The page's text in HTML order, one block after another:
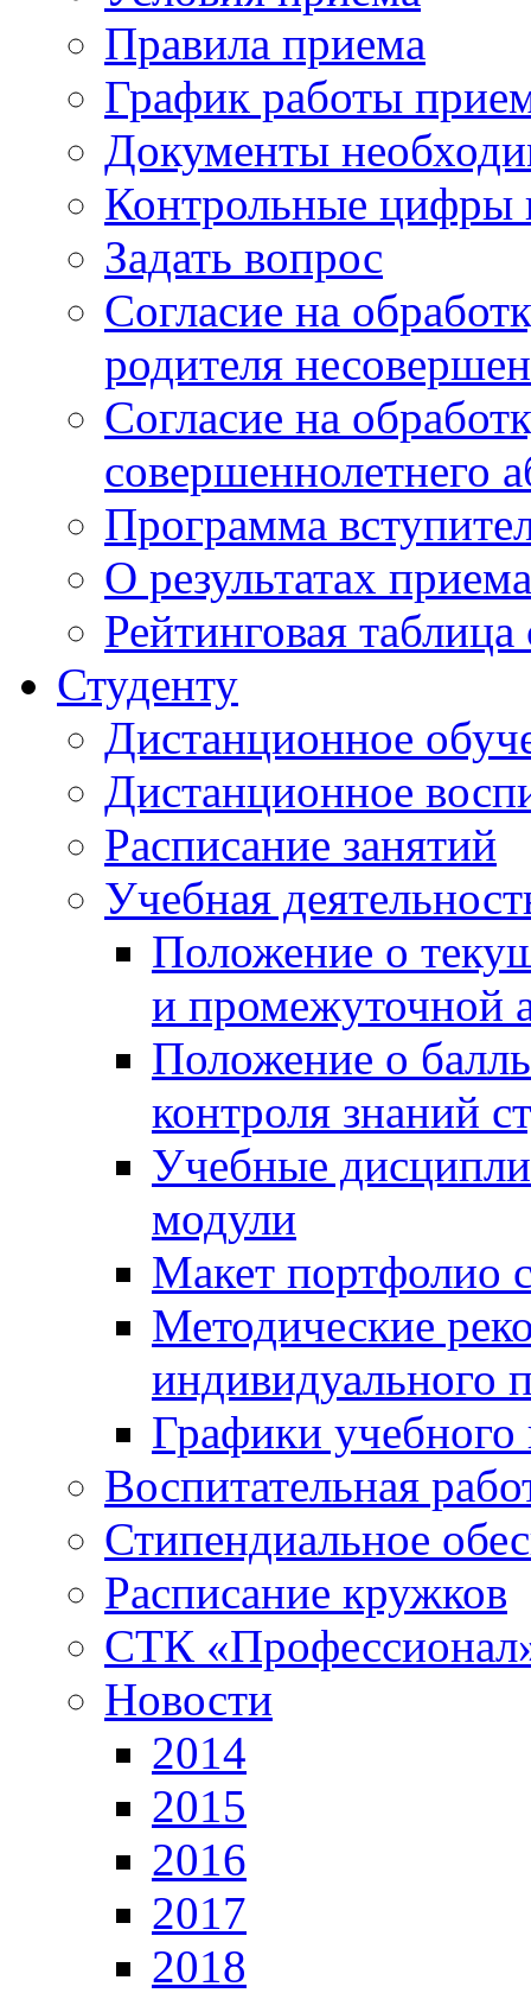
Правила приема
График работы
Документы
Контрольные цифры
Задать вопрос
Согласие на
родителя
Согласие на
совершеннолетнего
Программа
О результатах приема
Рейтинговая
Студенту
Дистанционное
Дистанционное
Расписание занятий
Учебная
Положение о
и промежуточной
Положение о
контроля знаний
Учебные
модули
Макет портфолио
Методические
индивидуального
Графики учебного
Воспитательная
Стипендиальное
Расписание кружков
СТК
Новости
2014
2015
2016
2017
2018